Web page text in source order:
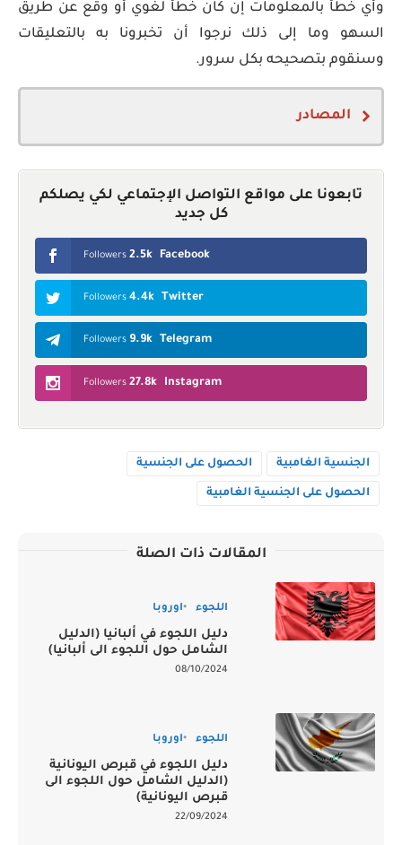
وأي خطأ بالمعلومات إن كان خطأ لغوي أو وقع عن طريق
السهو وما إلى ذلك نرجوا أن تخبرونا به بالتعليقات
وسنقوم بتصحيحه بكل سرور.
المصادر
تابعونا على مواقع التواصل الإجتماعي لكي يصلكم
كل جديد
Facebook
2.5k
Followers
Twitter
4.4k
Followers
Telegram
9.9k
Followers
Instagram
27.8k
Followers
الجنسية الغامبية الحصول على الجنسية
الحصول على الجنسية الغامبية
المقالات ذات الصلة
اللجوء اوروبا
دليل اللجوء في ألبانيا (الدليل
الشامل حول اللجوء الى ألبانيا)
08/10/2024
اللجوء اوروبا
دليل اللجوء في قبرص اليونانية
(الدليل الشامل حول اللجوء الى
قبرص اليونانية)
22/09/2024